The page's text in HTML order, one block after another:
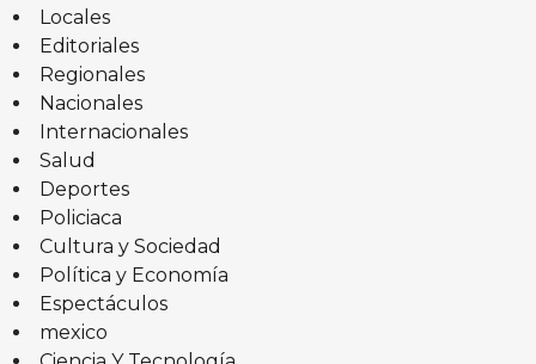
Locales
Editoriales
Regionales
Nacionales
Internacionales
Salud
Deportes
Policiaca
Cultura y Sociedad
Política y Economía
Espectáculos
mexico